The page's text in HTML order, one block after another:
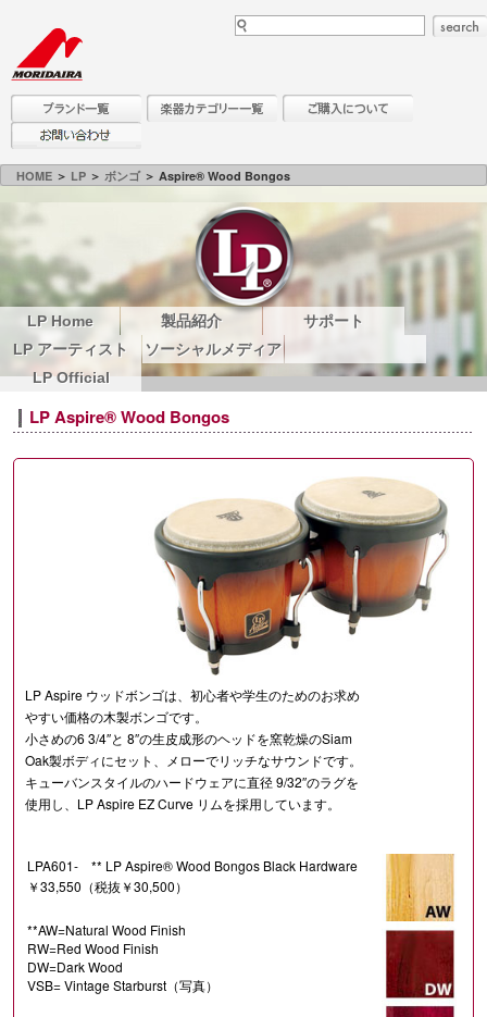
HOME ＞ LP ＞ ボンゴ＞ Aspire® Wood Bongos
LP Home 製品紹介
サポート
LP アーティスト
ソーシャルメディア
LP Official
LP Aspire® Wood Bongos
LP Aspire ウッドボンゴは、初心者や学生のためのお求め
やすい価格の木製ボンゴです。
小さめの6 3/4″と 8″の生皮成形のヘッドを窯乾燥のSiam
Oak製ボディにセット、メローでリッチなサウンドです。
キューバンスタイルのハードウェアに直径 9/32″のラグを
使用し、LP Aspire EZ Curve リムを採用しています。
LPA601- ** LP Aspire® Wood Bongos Black Hardware
￥33,550（税抜￥30,500）
**AW=Natural Wood Finish
RW=Red Wood Finish
DW=Dark Wood
VSB= Vintage Starburst（写真）